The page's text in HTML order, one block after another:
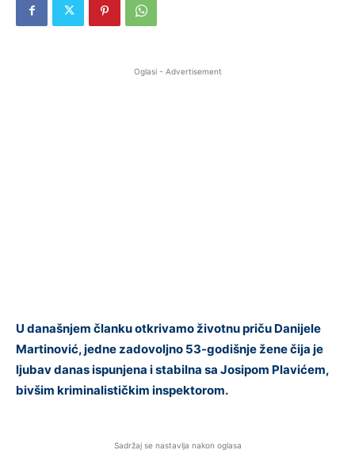
Oglasi - Advertisement
U današnjem članku otkrivamo životnu priču Danijele
Martinović, jedne zadovoljno 53-godišnje žene čija je
ljubav danas ispunjena i stabilna sa Josipom Plavićem,
bivšim kriminalističkim inspektorom.
Sadržaj se nastavlja nakon oglasa